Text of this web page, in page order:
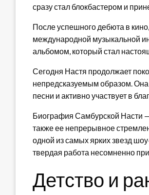
сразу стал блокбастером и
После успешного дебюта в
международной музыкальной
альбомом, который стал
Сегодня Настя продолжает
непредсказуемым образом.
песни и активно участвует в
Биография Самбурской Насти —
также ее непрерывное
одной из самых ярких звезд
твердая работа несомненно
Детство и